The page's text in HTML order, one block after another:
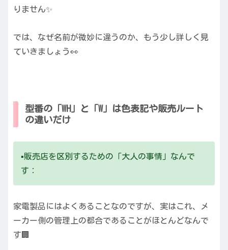
りません✨
では、なぜ名前が微妙に違うのか、もう少し詳しく見
ていきましょう👀
型番の「WH」と「W」は色表記や販売ルート
の違いだけ
▪️販売店を区別するための「大人の事情」なんで
す：
家電製品にはよくあることなのですが、実はこれ、メ
ーカー側の管理上の都合であることがほとんどなんで
す🏢